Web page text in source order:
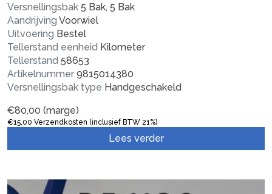
Versnellingsbak 5 Bak, 5 Bak
Aandrijving Voorwiel
Uitvoering Bestel
Tellerstand eenheid Kilometer
Tellerstand 58653
Artikelnummer 9815014380
Versnellingsbak type Handgeschakeld
€80,00 (marge)
€15,00 Verzendkosten (inclusief BTW 21%)
Lees verder